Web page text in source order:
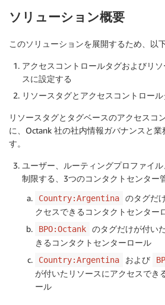
ソリューション概要
このソリューションを展開するため、以
アクセスコントロールタグおよびリ
スに設定する
リソースタグとアクセスコントロー
リソースタグとタグベースのアクセスコ
に、Octank 社の社内情報ガバナンスと業
す。
ユーザー、ルーティングプロファイ
制限する、3つのコンタクトセンター
Country:Argentina
のタグだ
クセスできるコンタクトセンター
BPO:Octank
のタグだけが付い
きるコンタクトセンターロール
Country:Argentina および
が付いたリソースにアクセスでき
ール